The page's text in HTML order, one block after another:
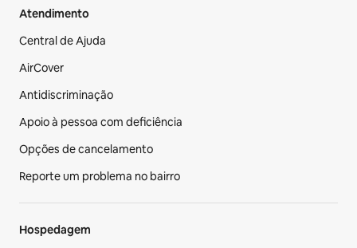
Atendimento
Central de Ajuda
AirCover
Antidiscriminação
Apoio à pessoa com deficiência
Opções de cancelamento
Reporte um problema no bairro
Hospedagem